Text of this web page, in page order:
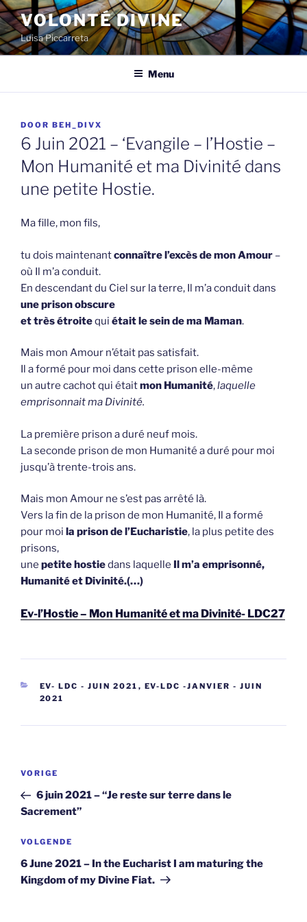
Spring
naar
de
inhoud
VOLONTÉ DIVINE
Luisa Piccarreta
Menu
GEPLAATST
OP
DOOR BEH_DIVX
6 Juin 2021 – ‘Evangile – l’Hostie –
Mon Humanité et ma Divinité dans
une petite Hostie.
Ma fille, mon fils,
tu dois maintenantconnaître l’excès de mon Amour –
où Il m’a conduit.
En descendant du Ciel sur la terre, Il m’a conduit dans
une prison obscure
et très étroitequi était le sein de ma Maman.
Mais mon Amour n’était pas satisfait.
Il a formé pour moi dans cette prison elle-même
un autre cachot qui étaitmon Humanité,laquelle
emprisonnait ma Divinité.
La première prison a duré neuf mois.
La seconde prison de mon Humanité a duré pour moi
jusqu’à trente-trois ans.
Mais mon Amour ne s’est pas arrêté là.
Vers la fin de la prison de mon Humanité, Il a formé
pour moi la prison de l’Eucharistie, la plus petite des
prisons,
une petite hostiedans laquelle Il m’a emprisonné,
Humanité et Divinité.(…)
Ev-l’Hostie – Mon Humanité et ma Divinité- LDC27
CATEGORIEËN
EV- LDC - JUIN 2021 , EV-LDC -JANVIER - JUIN
2021
Berichtnavigatie
Vorig
bericht
VORIGE
6 juin 2021 – “Je reste sur terre dans le
Sacrement”
Volgend
bericht
VOLGENDE
6 June 2021 – In the Eucharist I am maturing the
Kingdom of my Divine Fiat.